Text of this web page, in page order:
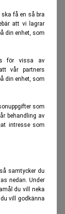
få en så bra
att vi lagrar
din enhet, som
för vissa av
vår partners
din enhet, som
som
behandling av
intresse som
samtycker du
nedan. Under
du vill neka
vill godkänna